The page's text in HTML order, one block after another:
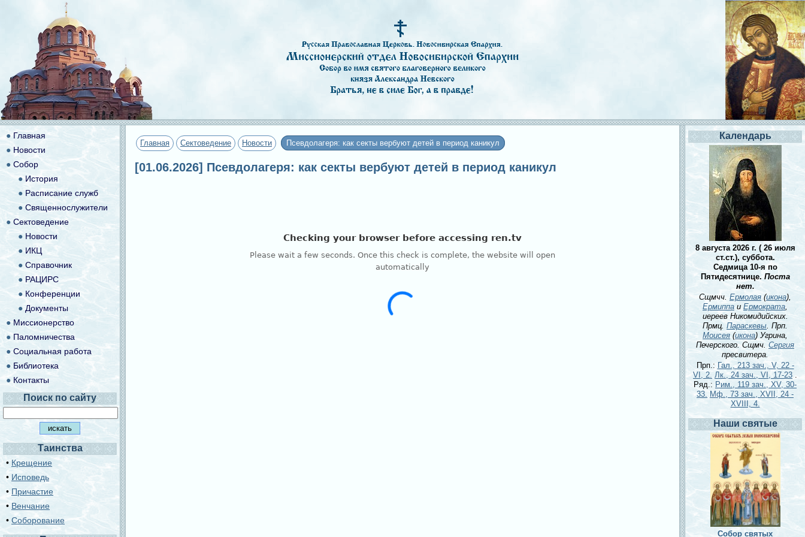
Главная Сектоведение Новости Псевдолагеря: как секты вербуют детей в период каникул
[01.06.2026] Псевдолагеря: как секты вербуют детей в период каникул
● Главная
● Новости
● Собор
● История
● Расписание служб
● Священнослужители
● Сектоведение
● Новости
●ИКЦ
● Справочник
● РАЦИРС
● Конференции
● Документы
●Миссионерство
● Паломничества
●Социальная работа
● Библиотека
● Контакты
Поиск по сайту
Таинства
• Крещение
• Исповедь
• Причастие
• Венчание
• Соборование
Календарь
8 августа 2026 г. ( 26 июля
ст.ст.), суббота.
Седмица 10-я по
Пятидесятнице. Поста
нет.
Сщмчч. Ермолая (икона),
Ермиппа и Ермократа,
иереев Никомидийских.
Прмц.Параскевы. Прп.
Моисея (икона) Угрина,
Печерского. Сщмч. Сергия
пресвитера.
Прп.: Гал., 213 зач., V, 22 -
VI, 2. Лк., 24 зач., VI, 17-23 .
Ряд.: Рим., 119 зач., XV, 30-
33. Мф., 73 зач., XVII, 24 -
XVIII, 4.
Наши святые
Собор святых